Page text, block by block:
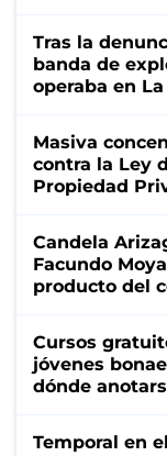
Tras la
banda de
operaba en
Masiva
contra la Ley
Propiedad
Candela
Facundo
producto del
Cursos
jóvenes
dónde
Temporal en